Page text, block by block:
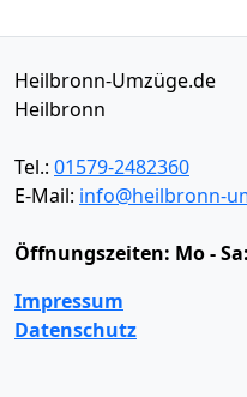
Heilbronn-Umzüge.de
Heilbronn
Tel.: 01579-2482360
E-Mail: info@heilbronn-
Öffnungszeiten: Mo -
Impressum
Datenschutz